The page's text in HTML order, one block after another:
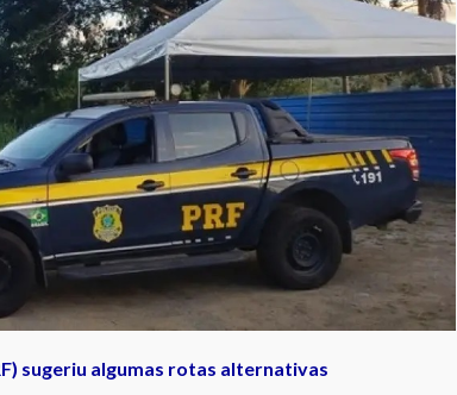
sugeriu algumas rotas alternativas